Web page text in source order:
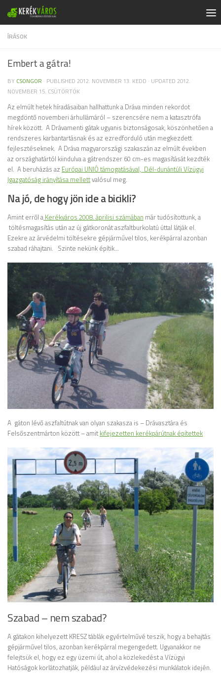
Skip to content
ÍRÁSOK
Embert a gátra!
BY CSONGOR · PUBLISHED 2012. NOVEMBER 13. KEDD · UPDATED 2012.
NOVEMBER 15. CSÜTÖRTÖK
Az elmúlt hetek híradásaiban hallhattunk a Dráva minden rekordot
megdöntő novemberi árhullámáról – szerencsére nem a katasztrófa
hírek között. A Drávamenti gátak ugyanis biztonságosak, köszönhetően a
rendszeres karbantartásnak és az ezredforduló után megkezdett
fejlesztéseknek. A Dráva magyarországi szakaszán az elmúlt években
az országhatártól kiindulva a gátrendszer 60 cm-es magasítását kezdték
el. A beruházás az Európai UNIÓ támogatásával, Dél-dunántúli Vízügyi
Igazgatóság irányítása mellettvalósul meg.
Na jó, de hogy jön ide a bicikli?
Amint erről a Kerékváros 2008. áprilisi számában már tudósítottunk, a
töltésmagasítás után az új gátkoronát aszfaltburkolatú úttal látják el.
Ezekre az árvédelmi töltésekre gépjárművel tilos, kerékpárral azonban
szabad ráhajtani. Szinte nekünk építik…
A gáton lévő aszfaltútnak van olyan szakasza is – Drávasztára és
Felsőszentmárton között – amit kifejezetten kerékpárútnak építettek
Szabad – nem szabad?
A gátakon kihelyezett KRESZ táblák egyértelművé teszik, hogy a behajtás
gépjárművel tilos, azonban kerékpárral megengedett. Ugyanakkor ne
felejtsük el, hogy ez egy üzemi út, ahol a közlekedést a Vízügyi
Hatóságok korlátozhatják, például az árvízvédekezési munkálatok idején.